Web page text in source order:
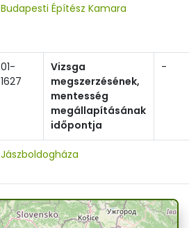
Budapesti Építész Kamara
01-
1627
Vizsga
megszerzésének,
mentesség
megállapításának
időpontja
-
Jászboldogháza